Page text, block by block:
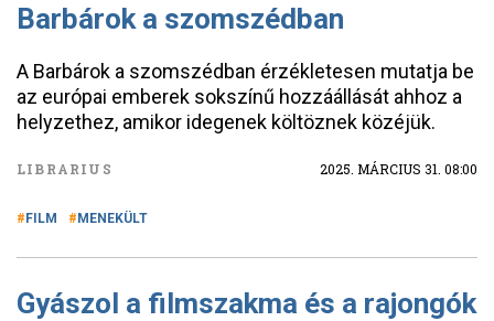
Barbárok a szomszédban
A Barbárok a szomszédban érzékletesen mutatja be
az európai emberek sokszínű hozzáállását ahhoz a
helyzethez, amikor idegenek költöznek közéjük.
LIBRARIUS 2025. MÁRCIUS 31. 08:00
FILM MENEKÜLT
Gyászol a filmszakma és a rajongók